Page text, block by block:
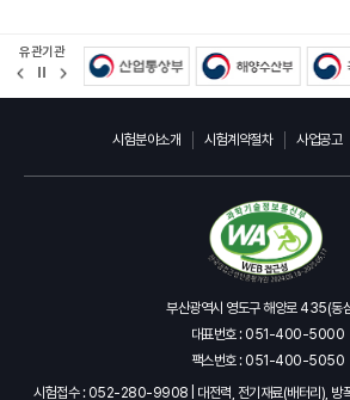
유관기관
정
지
시험분야소개 시험계약절차 사업공고
부산광역시 영도구 해양로 435(동
대표번호 : 051-400-5000
팩스번호 : 051-400-5050
시험접수 : 052-280-9908 | 대전력, 전기재료(배터리), 방폭,